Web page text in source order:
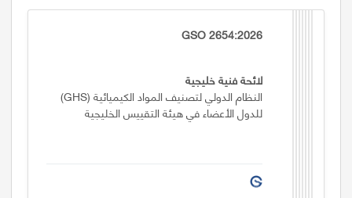
GSO 2654:2026
لائحة فنية خليجية
النظام الدولي لتصنيف المواد الكيميائية (GHS)
للدول الأعضاء في هيئة التقييس الخليجية